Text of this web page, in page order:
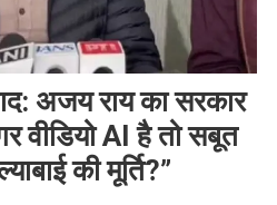
अजय राय का सरकार
वीडियो AI है तो सबूत
की मूर्ति?”